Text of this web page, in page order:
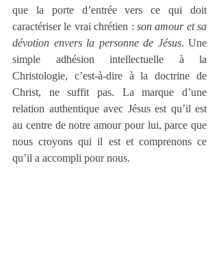
que la porte d’entrée vers ce qui doit
caractériser le vrai chrétien : son amour et sa
dévotion envers la personne de Jésus. Une
simple adhésion intellectuelle à la
Christologie, c’est-à-dire à la doctrine de
Christ, ne suffit pas. La marque d’une
relation authentique avec Jésus est qu’il est
au centre de notre amour pour lui, parce que
nous croyons qui il est et comprenons ce
qu’il a accompli pour nous.